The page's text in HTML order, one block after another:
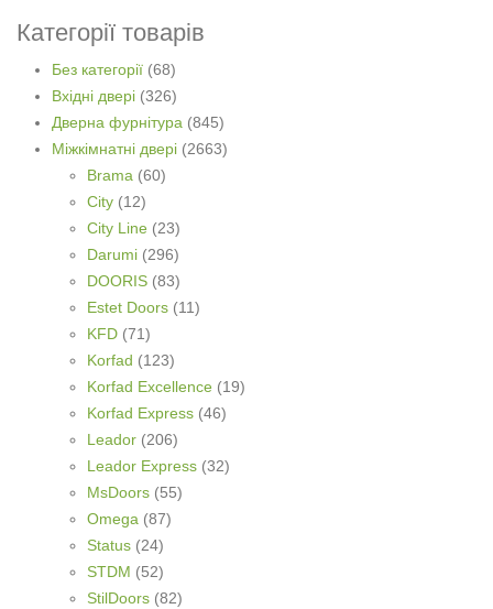
Категорії товарів
Без категорії (68)
Вхідні двері (326)
Дверна фурнітура (845)
Міжкімнатні двері (2663)
Brama (60)
City (12)
City Line (23)
Darumi (296)
DOORIS (83)
Estet Doors (11)
KFD (71)
Korfad (123)
Korfad Excellence (19)
Korfad Express (46)
Leador (206)
Leador Express (32)
MsDoors (55)
Omega (87)
Status (24)
STDM (52)
StilDoors (82)